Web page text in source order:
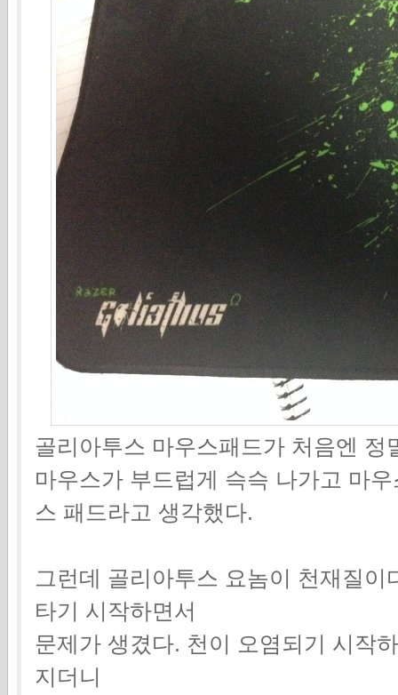
골리아투스 마우스패드가 처음엔
마우스가 부드럽게 슥슥 나가고 마
스 패드라고 생각했다.
그런데 골리아투스 요놈이 천재질
타기 시작하면서
문제가 생겼다. 천이 오염되기 시작
지더니